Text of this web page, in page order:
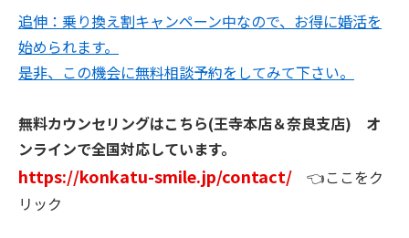
追伸：乗り換え割キャンペーン中なので、お得に婚活を
始められます。
是非、この機会に無料相談予約をしてみて下さい。
無料カウンセリングはこちら(王寺本店＆奈良支店) オ
ンラインで全国対応しています。
https://konkatu-smile.jp/contact/ 👈ここをク
リック